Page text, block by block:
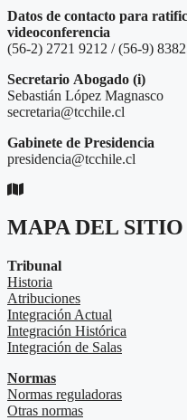
Datos de contacto para
videoconferencia
(56-2) 2721 9212 / (56-9)
Secretario Abogado (i)
Sebastián López Magnasco
secretaria@tcchile.cl
Gabinete de Presidencia
presidencia@tcchile.cl
MAPA DEL SITIO
Tribunal
Historia
Atribuciones
Integración Actual
Integración Histórica
Integración de Salas
Normas
Normas reguladoras
Otras normas